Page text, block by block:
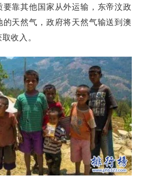
靠其他国家从外运输，东帝汶政
的天然气，政府将天然气输送到澳
收入。